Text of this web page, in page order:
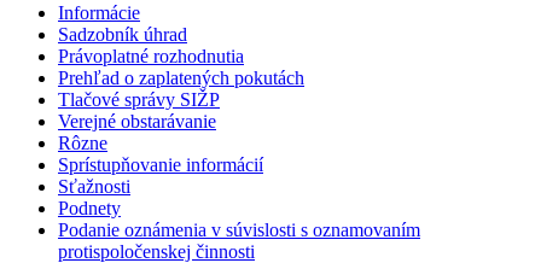
Informácie
Sadzobník úhrad
Právoplatné rozhodnutia
Prehľad o zaplatených pokutách
Tlačové správy SIŽP
Verejné obstarávanie
Rôzne
Sprístupňovanie informácií
Sťažnosti
Podnety
Podanie oznámenia v súvislosti s oznamovaním
protispoločenskej činnosti